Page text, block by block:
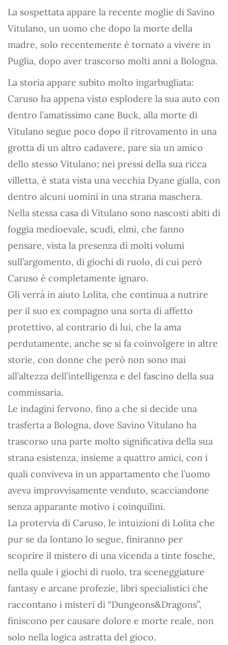
La sospettata appare la recente moglie di Savino
Vitulano, un uomo che dopo la morte della
madre, solo recentemente è tornato a vivere in
Puglia, dopo aver trascorso molti anni a Bologna.
La storia appare subito molto ingarbugliata:
Caruso ha appena visto esplodere la sua auto con
dentro l’amatissimo cane Buck, alla morte di
Vitulano segue poco dopo il ritrovamento in una
grotta di un altro cadavere, pare sia un amico
dello stesso Vitulano; nei pressi della sua ricca
villetta, è stata vista una vecchia Dyane gialla, con
dentro alcuni uomini in una strana maschera.
Nella stessa casa di Vitulano sono nascosti abiti di
foggia medioevale, scudi, elmi, che fanno
pensare, vista la presenza di molti volumi
sull’argomento, di giochi di ruolo, di cui però
Caruso è completamente ignaro.
Gli verrà in aiuto Lolita, che continua a nutrire
per il suo ex compagno una sorta di affetto
protettivo, al contrario di lui, che la ama
perdutamente, anche se si fa coinvolgere in altre
storie, con donne che però non sono mai
all’altezza dell’intelligenza e del fascino della sua
commissaria.
Le indagini fervono, fino a che si decide una
trasferta a Bologna, dove Savino Vitulano ha
trascorso una parte molto significativa della sua
strana esistenza, insieme a quattro amici, con i
quali conviveva in un appartamento che l’uomo
aveva improvvisamente venduto, scacciandone
senza apparante motivo i coinquilini.
La protervia di Caruso, le intuizioni di Lolita che
pur se da lontano lo segue, finiranno per
scoprire il mistero di una vicenda a tinte fosche,
nella quale i giochi di ruolo, tra sceneggiature
fantasy e arcane profezie, libri specialistici che
raccontano i misteri di “Dungeons&Dragons”,
finiscono per causare dolore e morte reale, non
solo nella logica astratta del gioco.